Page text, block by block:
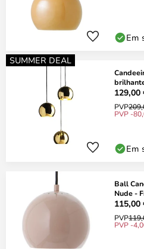
Em
SUMMER DEAL
129,00
PVP
PVP -
Em
Ball
Nude -
115,00
PVP
PVP -